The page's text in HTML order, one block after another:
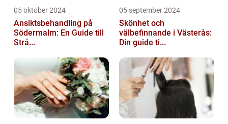
05 oktober 2024
Ansiktsbehandling på
Södermalm: En Guide till
Strå...
05 september 2024
Skönhet och
välbefinnande i Västerås:
Din guide ti...